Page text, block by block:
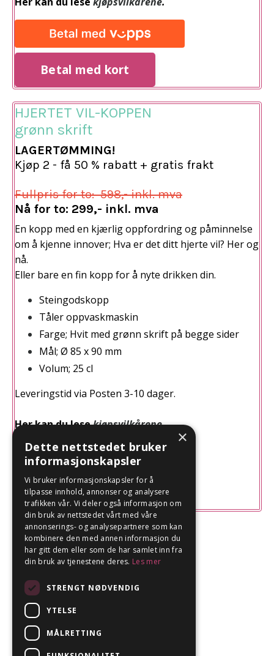
Betal med kort
HJERTET VIL-KOPPEN
grønn skrift
LAGERTØMMING!
Kjøp 2 - få 50 % rabatt + gratis frakt
Fullpris for to: 598,- inkl. mva
Nå for to: 299,- inkl. mva
En kopp med en kjærlig oppfordring og påminnelse
om å kjenne innover; Hva er det ditt hjerte vil? Her og
nå.
Eller bare en fin kopp for å nyte drikken din.
Steingodskopp
Tåler oppvaskmaskin
Farge; Hvit med grønn skrift på begge sider
Mål; Ø 85 x 90 mm
Volum; 25 cl
Leveringstid via Posten 3-10 dager.
Her kan du lesekjøpsvilkårene.
Betalt med kort
×
Dette nettstedet bruker
informasjonskapsler
Vi bruker informasjonskapsler for å
tilpasse innhold, annonser og analysere
trafikken vår. Vi deler også informasjon om
din bruk av nettstedet vårt med våre
annonserings- og analysepartnere som kan
kombinere den med annen informasjon du
har gitt dem eller som de har samlet inn fra
din bruk av tjenestene deres. Les mer
STRENGT NØDVENDIG
YTELSE
MÅLRETTING